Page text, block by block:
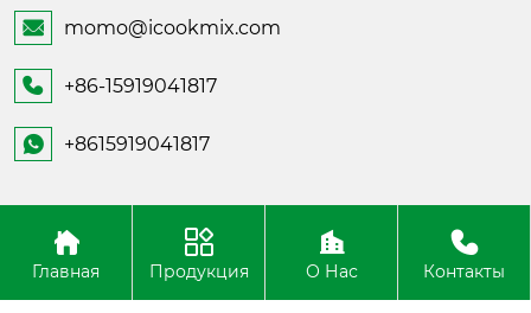
 momo@icookmix.com
 +86-15919041817
 +8615919041817
Copyright ©Foshan Shunde Fusheng Electronic
Technology
Главная Продукция О Нас Контакты